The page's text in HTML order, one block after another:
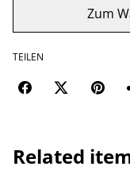
Zum
TEILEN
Related